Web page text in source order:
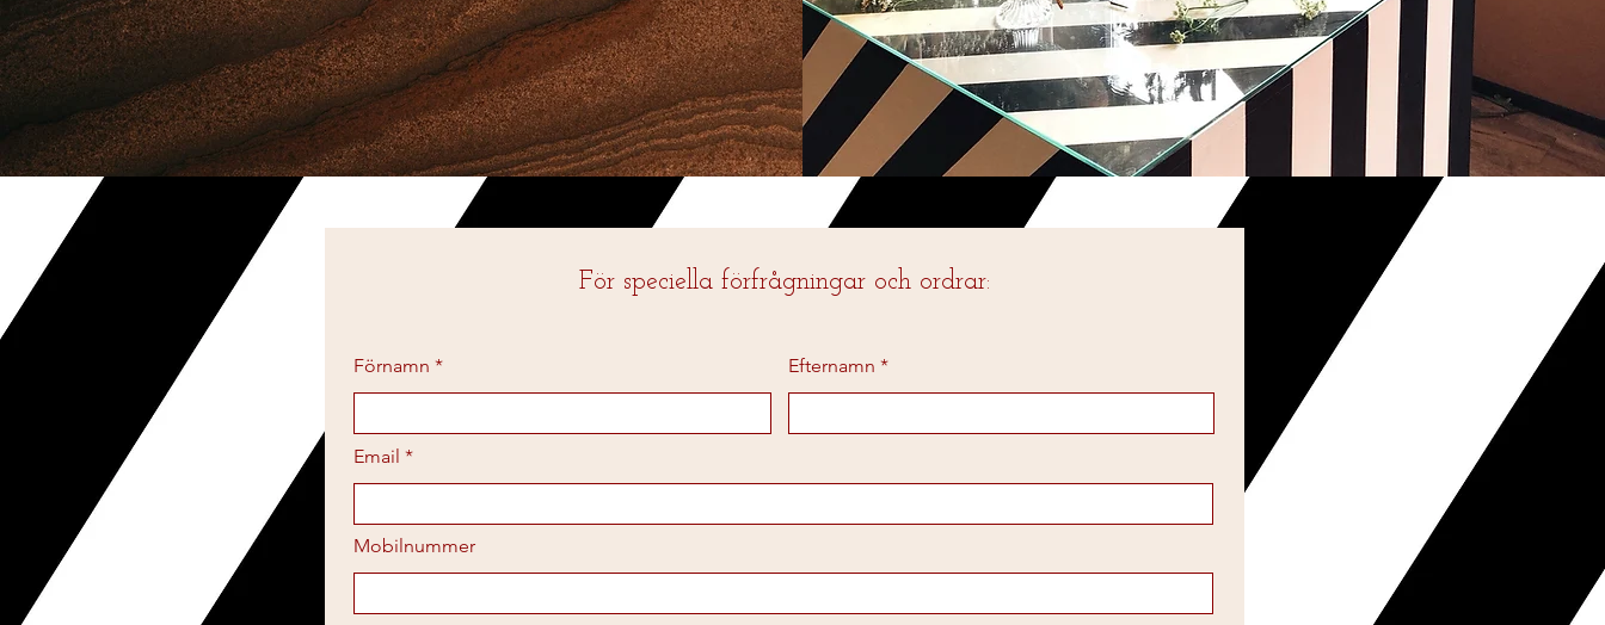
För speciella förfrågningar och ordrar:
Förnamn Efternamn
Email
Mobilnummer